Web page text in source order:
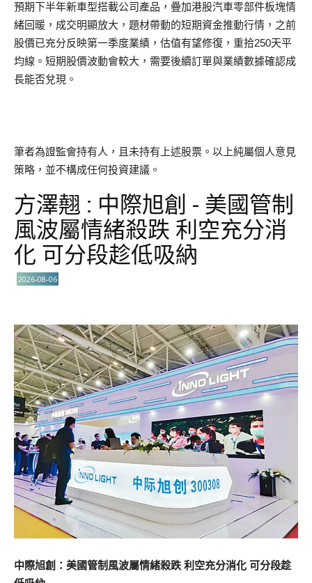
預期下半年新車型搭載公司產品，疊加港股汽車零部件板塊情
緒回暖，成交明顯放大，題材帶動的短期資金推動行情，之前
股價已充分反映第一季度業績，估值有望修復，重拾250天平
均線。短期股價波動會較大，需要後續訂單與業績數據確認成
長能否兌現。
筆者為證監會持有人，且未持有上述股票。以上純屬個人意見
策略，並不構成任何投資建議。
方澤翹 : 中際旭創 - 美國管制
風波屬情緒殺跌 利空充分消
化 可分段趁低吸納
2026-08-06
中際旭創：美國管制風波屬情緒殺跌 利空充分消化 可分段趁